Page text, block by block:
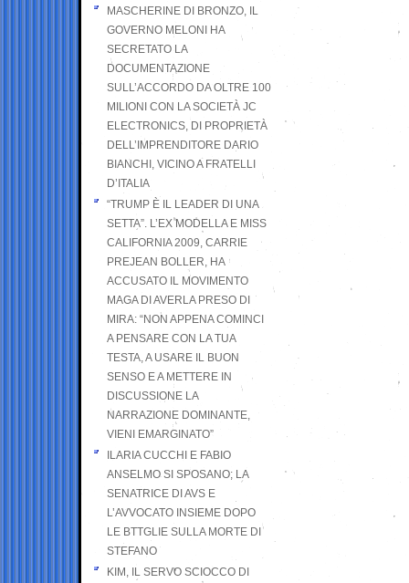
MASCHERINE DI BRONZO, IL
GOVERNO MELONI HA
SECRETATO LA
DOCUMENTAZIONE
SULL’ACCORDO DA OLTRE 100
MILIONI CON LA SOCIETÀ JC
ELECTRONICS, DI PROPRIETÀ
DELL’IMPRENDITORE DARIO
BIANCHI, VICINO A FRATELLI
D’ITALIA
“TRUMP È IL LEADER DI UNA
SETTA”. L’EX MODELLA E MISS
CALIFORNIA 2009, CARRIE
PREJEAN BOLLER, HA
ACCUSATO IL MOVIMENTO
MAGA DI AVERLA PRESO DI
MIRA: “NON APPENA COMINCI
A PENSARE CON LA TUA
TESTA, A USARE IL BUON
SENSO E A METTERE IN
DISCUSSIONE LA
NARRAZIONE DOMINANTE,
VIENI EMARGINATO”
ILARIA CUCCHI E FABIO
ANSELMO SI SPOSANO; LA
SENATRICE DI AVS E
L’AVVOCATO INSIEME DOPO
LE BTTGLIE SULLA MORTE DI
STEFANO
KIM, IL SERVO SCIOCCO DI